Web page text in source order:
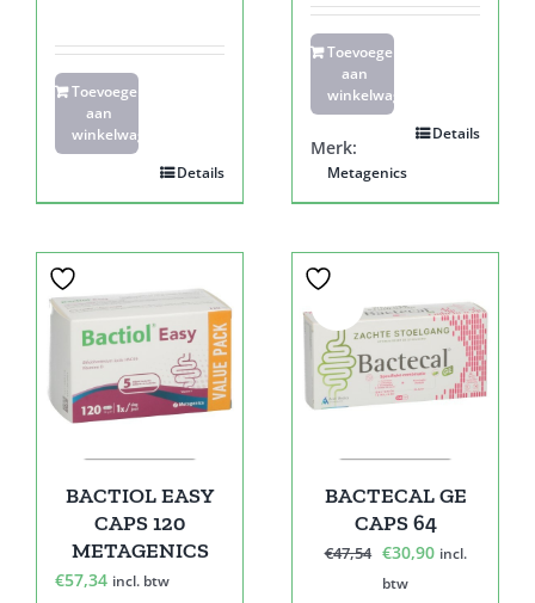
Toevoegen
aan
winkelwagen
Details
Toevoegen
aan
winkelwagen
Details
Merk:
Metagenics
BACTIOL EASY
CAPS 120
METAGENICS
€57,34 incl. btw
BACTECAL GE
CAPS 64
€47,54 Oorspronkelijke
prijs
€30,90Huidige
incl.
btw